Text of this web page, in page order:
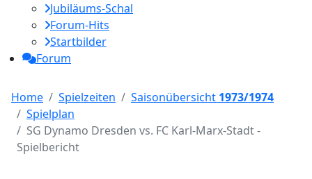
Jubiläums-Schal
Forum-Hits
Startbilder
Forum
Home Spielzeiten Saisonübersicht 1973/1974
Spielplan
SG Dynamo Dresden vs. FC Karl-Marx-Stadt -
Spielbericht